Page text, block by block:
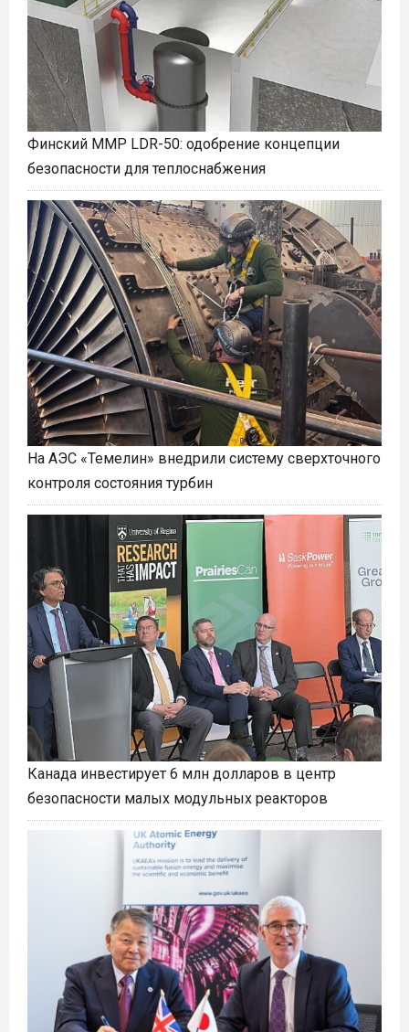
Финский ММР LDR-50: одобрение концепции
безопасности для теплоснабжения
На АЭС «Темелин» внедрили систему сверхточного
контроля состояния турбин
Канада инвестирует 6 млн долларов в центр
безопасности малых модульных реакторов